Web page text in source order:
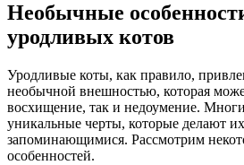
Необычные
уродливых котов
Уродливые коты, как правило,
необычной внешностью, которая
восхищение, так и недоумение.
уникальные черты, которые делают
запоминающимися. Рассмотрим
особенностей.